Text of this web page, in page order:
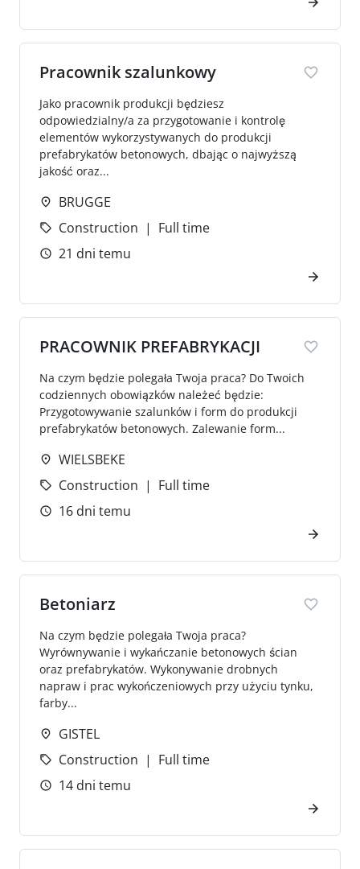
Pracownik szalunkowy
Jako pracownik produkcji będziesz
odpowiedzialny/a za przygotowanie i kontrolę
elementów wykorzystywanych do produkcji
prefabrykatów betonowych, dbając o najwyższą
jakość oraz...
BRUGGE
Construction
Full time
21 dni temu
PRACOWNIK PREFABRYKACJI
Na czym będzie polegała Twoja praca? Do Twoich
codziennych obowiązków należeć będzie:
Przygotowywanie szalunków i form do produkcji
prefabrykatów betonowych. Zalewanie form...
WIELSBEKE
Construction
Full time
16 dni temu
Betoniarz
Na czym będzie polegała Twoja praca?
Wyrównywanie i wykańczanie betonowych ścian
oraz prefabrykatów. Wykonywanie drobnych
napraw i prac wykończeniowych przy użyciu tynku,
farby...
GISTEL
Construction
Full time
14 dni temu